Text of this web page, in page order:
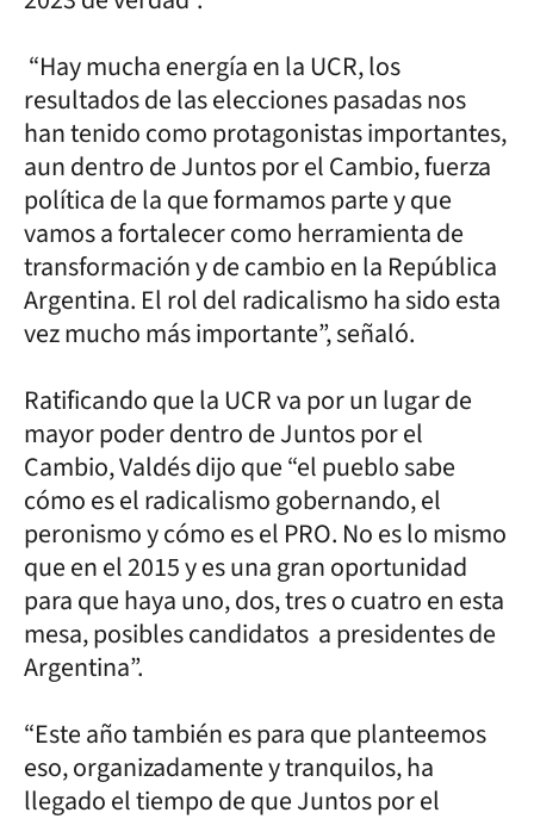
“Hay mucha energía en la UCR, los
resultados de las elecciones pasadas nos
han tenido como protagonistas importantes,
aun dentro de Juntos por el Cambio, fuerza
política de la que formamos parte y que
vamos a fortalecer como herramienta de
transformación y de cambio en la República
Argentina. El rol del radicalismo ha sido esta
vez mucho más importante”, señaló.
Ratificando que la UCR va por un lugar de
mayor poder dentro de Juntos por el
Cambio, Valdés dijo que “el pueblo sabe
cómo es el radicalismo gobernando, el
peronismo y cómo es el PRO. No es lo mismo
que en el 2015 y es una gran oportunidad
para que haya uno, dos, tres o cuatro en esta
mesa, posibles candidatos a presidentes de
Argentina”.
“Este año también es para que planteemos
eso, organizadamente y tranquilos, ha
llegado el tiempo de que Juntos por el